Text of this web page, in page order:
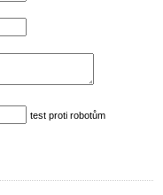
test proti robotům